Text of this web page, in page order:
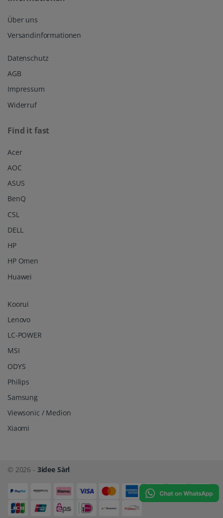
Über uns
Versandinformationen
Datenschutz
AGB
Impressum
Widerruf
Find it fast
Acer
AOC
ASUS
BenQ
CSL
DELL
HP
HP Omen
Huawei
Koorui
Lenovo
LC-POWER
MSI
ODYS
Philips
Samsung
Viewsonic / Medion
Xiaomi
© 2026 - 3idee Sàrl